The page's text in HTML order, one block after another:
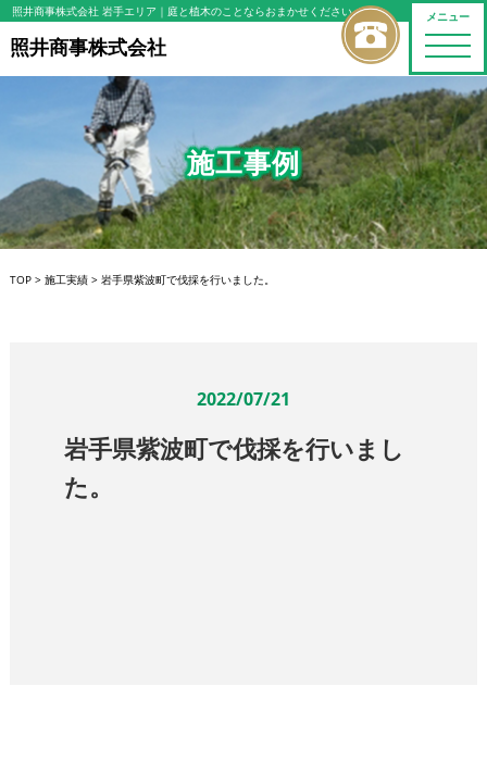
メニュー
toggle
照井商事株式会社 岩手エリア ｜庭と植木のことならおまかせください
照井商事株式会社
施工事例
TOP> 施工実績> 岩手県紫波町で伐採を行いました。
2022/07/21
岩手県紫波町で伐採を行いまし
た。